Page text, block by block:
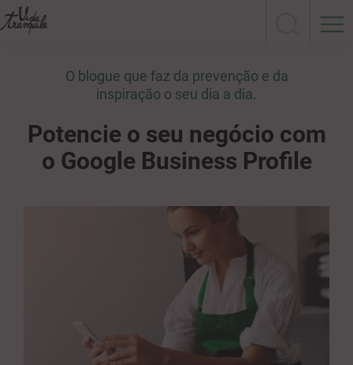
O blogue que faz da prevenção e da
inspiração o seu dia a dia.
Potencie o seu negócio com
o Google Business Profile